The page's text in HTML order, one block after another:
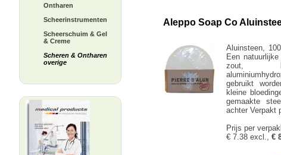
Ontharen
Scheerinstrumenten
Scheerschuim & Gel
& Creme
Scheren & Ontharen
overige
Aleppo Soap Co
Aluinsteen,
Een
zout,
gebruikt
kleine
gemaakte
achter Verpakt
Prijs per
€ 7.38 excl., €